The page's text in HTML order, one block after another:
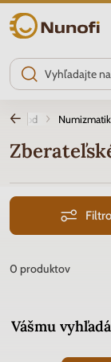
Nunofi.sk
Úvod
0 produktov
Vášmu